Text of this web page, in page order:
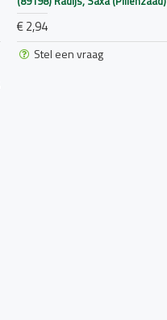
€ 2,94
Stel een vraag